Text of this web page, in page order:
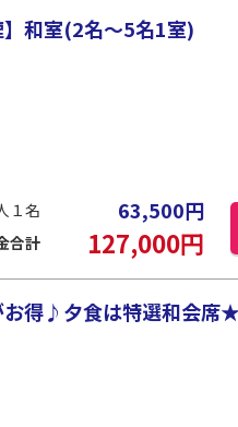
和室(2名～5名1室)
１名 63,500円
合計 127,000円
得♪夕食は特選和会席